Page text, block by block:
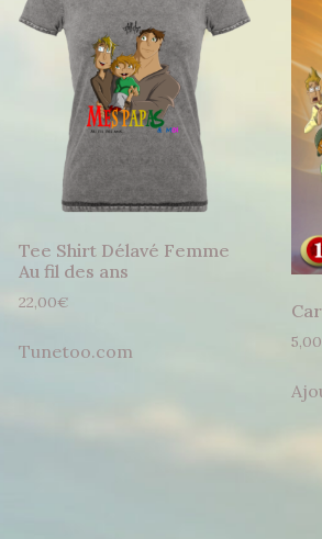
Tee Shirt Délavé Femme
Au fil des ans
22,00€
Tunetoo.com 5,00